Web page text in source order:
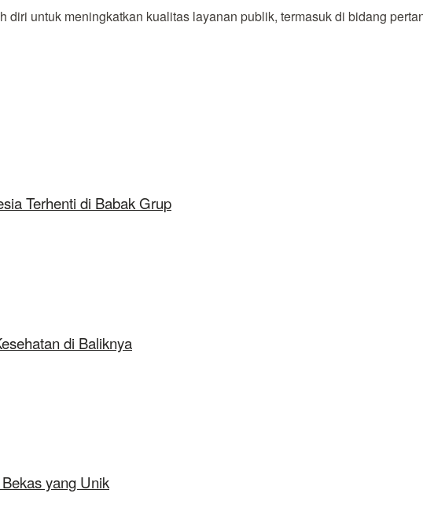
untuk meningkatkan kualitas layanan publik, termasuk di bidang
Terhenti di Babak Grup
di Baliknya
yang Unik